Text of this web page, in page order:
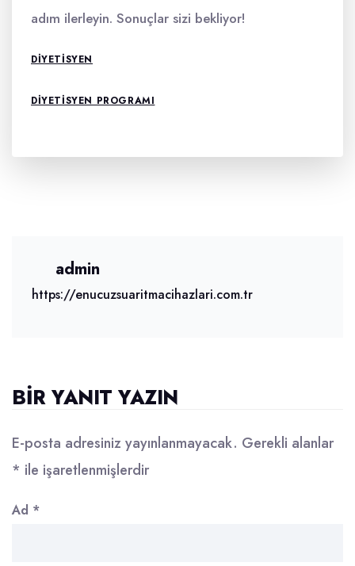
adım ilerleyin. Sonuçlar sizi bekliyor!
DIYETISYEN
DIYETISYEN PROGRAMI
admin
https://enucuzsuaritmacihazlari.com.tr
BIR YANIT YAZIN
E-posta adresiniz yayınlanmayacak. Gerekli alanlar
* ile işaretlenmişlerdir
Ad *